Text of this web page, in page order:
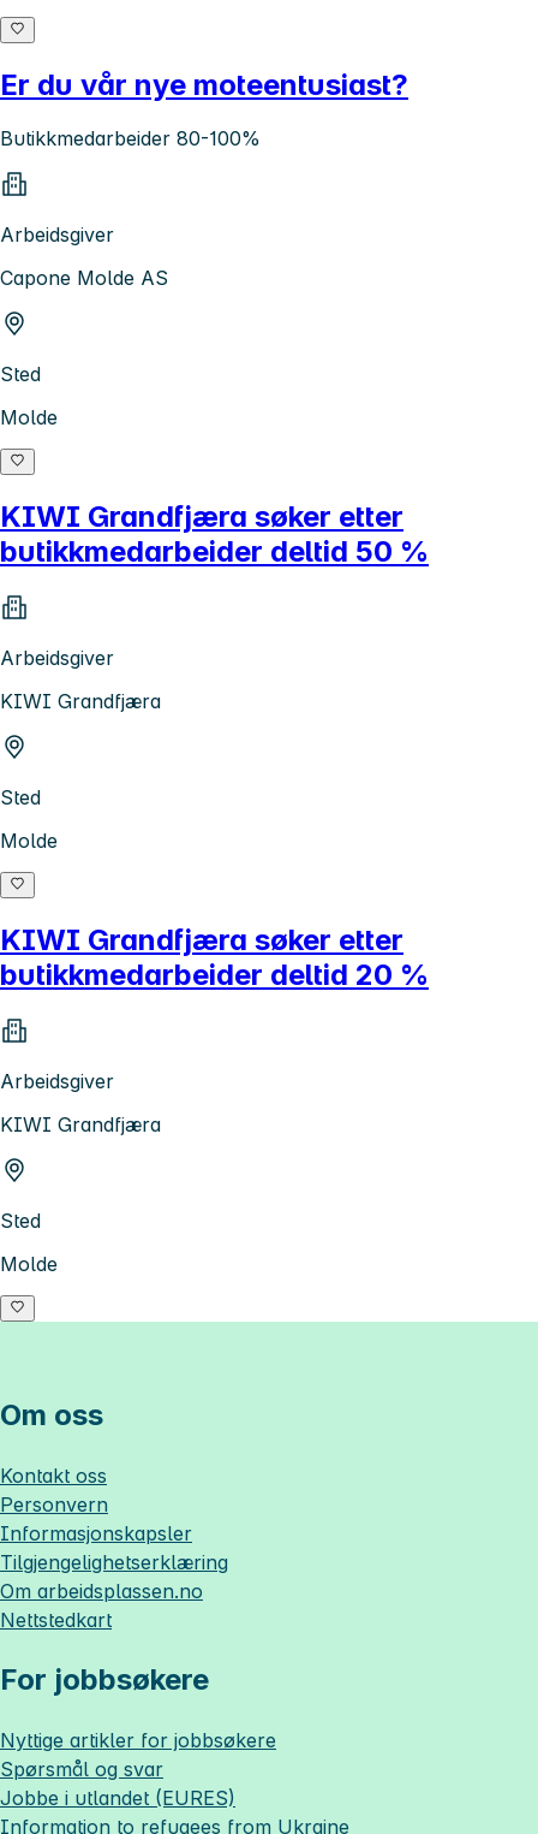
Er du vår nye moteentusiast?
Butikkmedarbeider 80-100%
Arbeidsgiver
Capone Molde AS
Sted
Molde
KIWI Grandfjæra søker etter
butikkmedarbeider deltid 50 %
Arbeidsgiver
KIWI Grandfjæra
Sted
Molde
KIWI Grandfjæra søker etter
butikkmedarbeider deltid 20 %
Arbeidsgiver
KIWI Grandfjæra
Sted
Molde
Om oss
Kontakt oss
Personvern
Informasjonskapsler
Tilgjengelighetserklæring
Om arbeidsplassen.no
Nettstedkart
For jobbsøkere
Nyttige artikler for jobbsøkere
Spørsmål og svar
Jobbe i utlandet (EURES)
Information to refugees from Ukraine